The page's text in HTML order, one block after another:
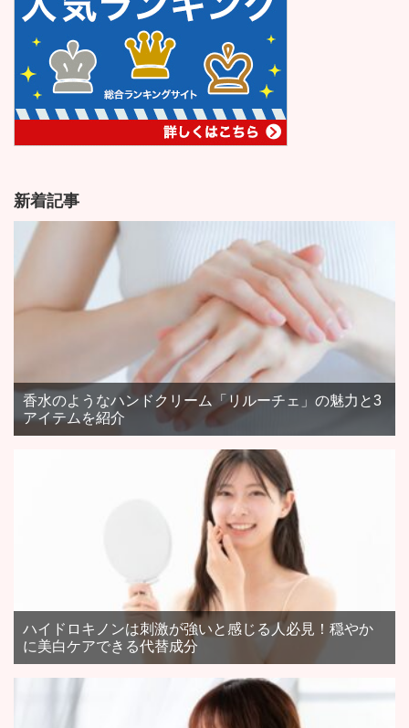
新着記事
香水のようなハンドクリーム「リルーチェ」の魅力と3
アイテムを紹介
ハイドロキノンは刺激が強いと感じる人必見！穏やか
に美白ケアできる代替成分